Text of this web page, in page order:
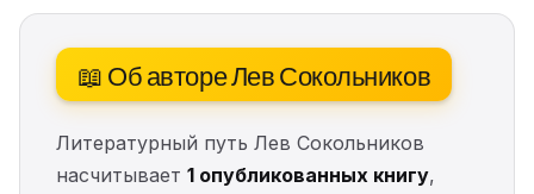
📖 Об авторе Лев Сокольников
Литературный путь Лев Сокольников
насчитывает 1 опубликованных книгу,